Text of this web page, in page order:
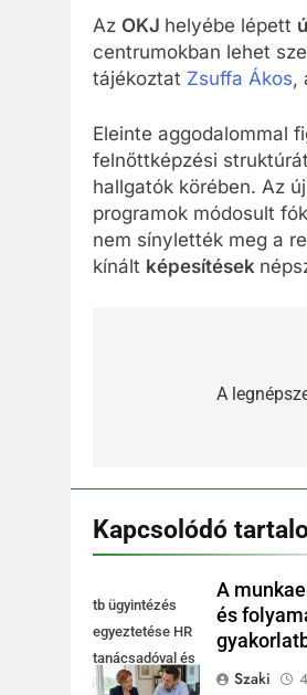
Az OKJ helyébe lépett
centrumokban lehet
tájékoztat Zsuffa Ákos,
Eleinte aggodalommal
felnőttképzési
hallgatók körében. Az
programok módosult
nem sínylették meg a
kínált képesítések
navigáció
A
Kapcsolódó
tb ügyintézés
egyeztetése HR
tanácsadóval és
cégvezetővel az
A
és
Szaki